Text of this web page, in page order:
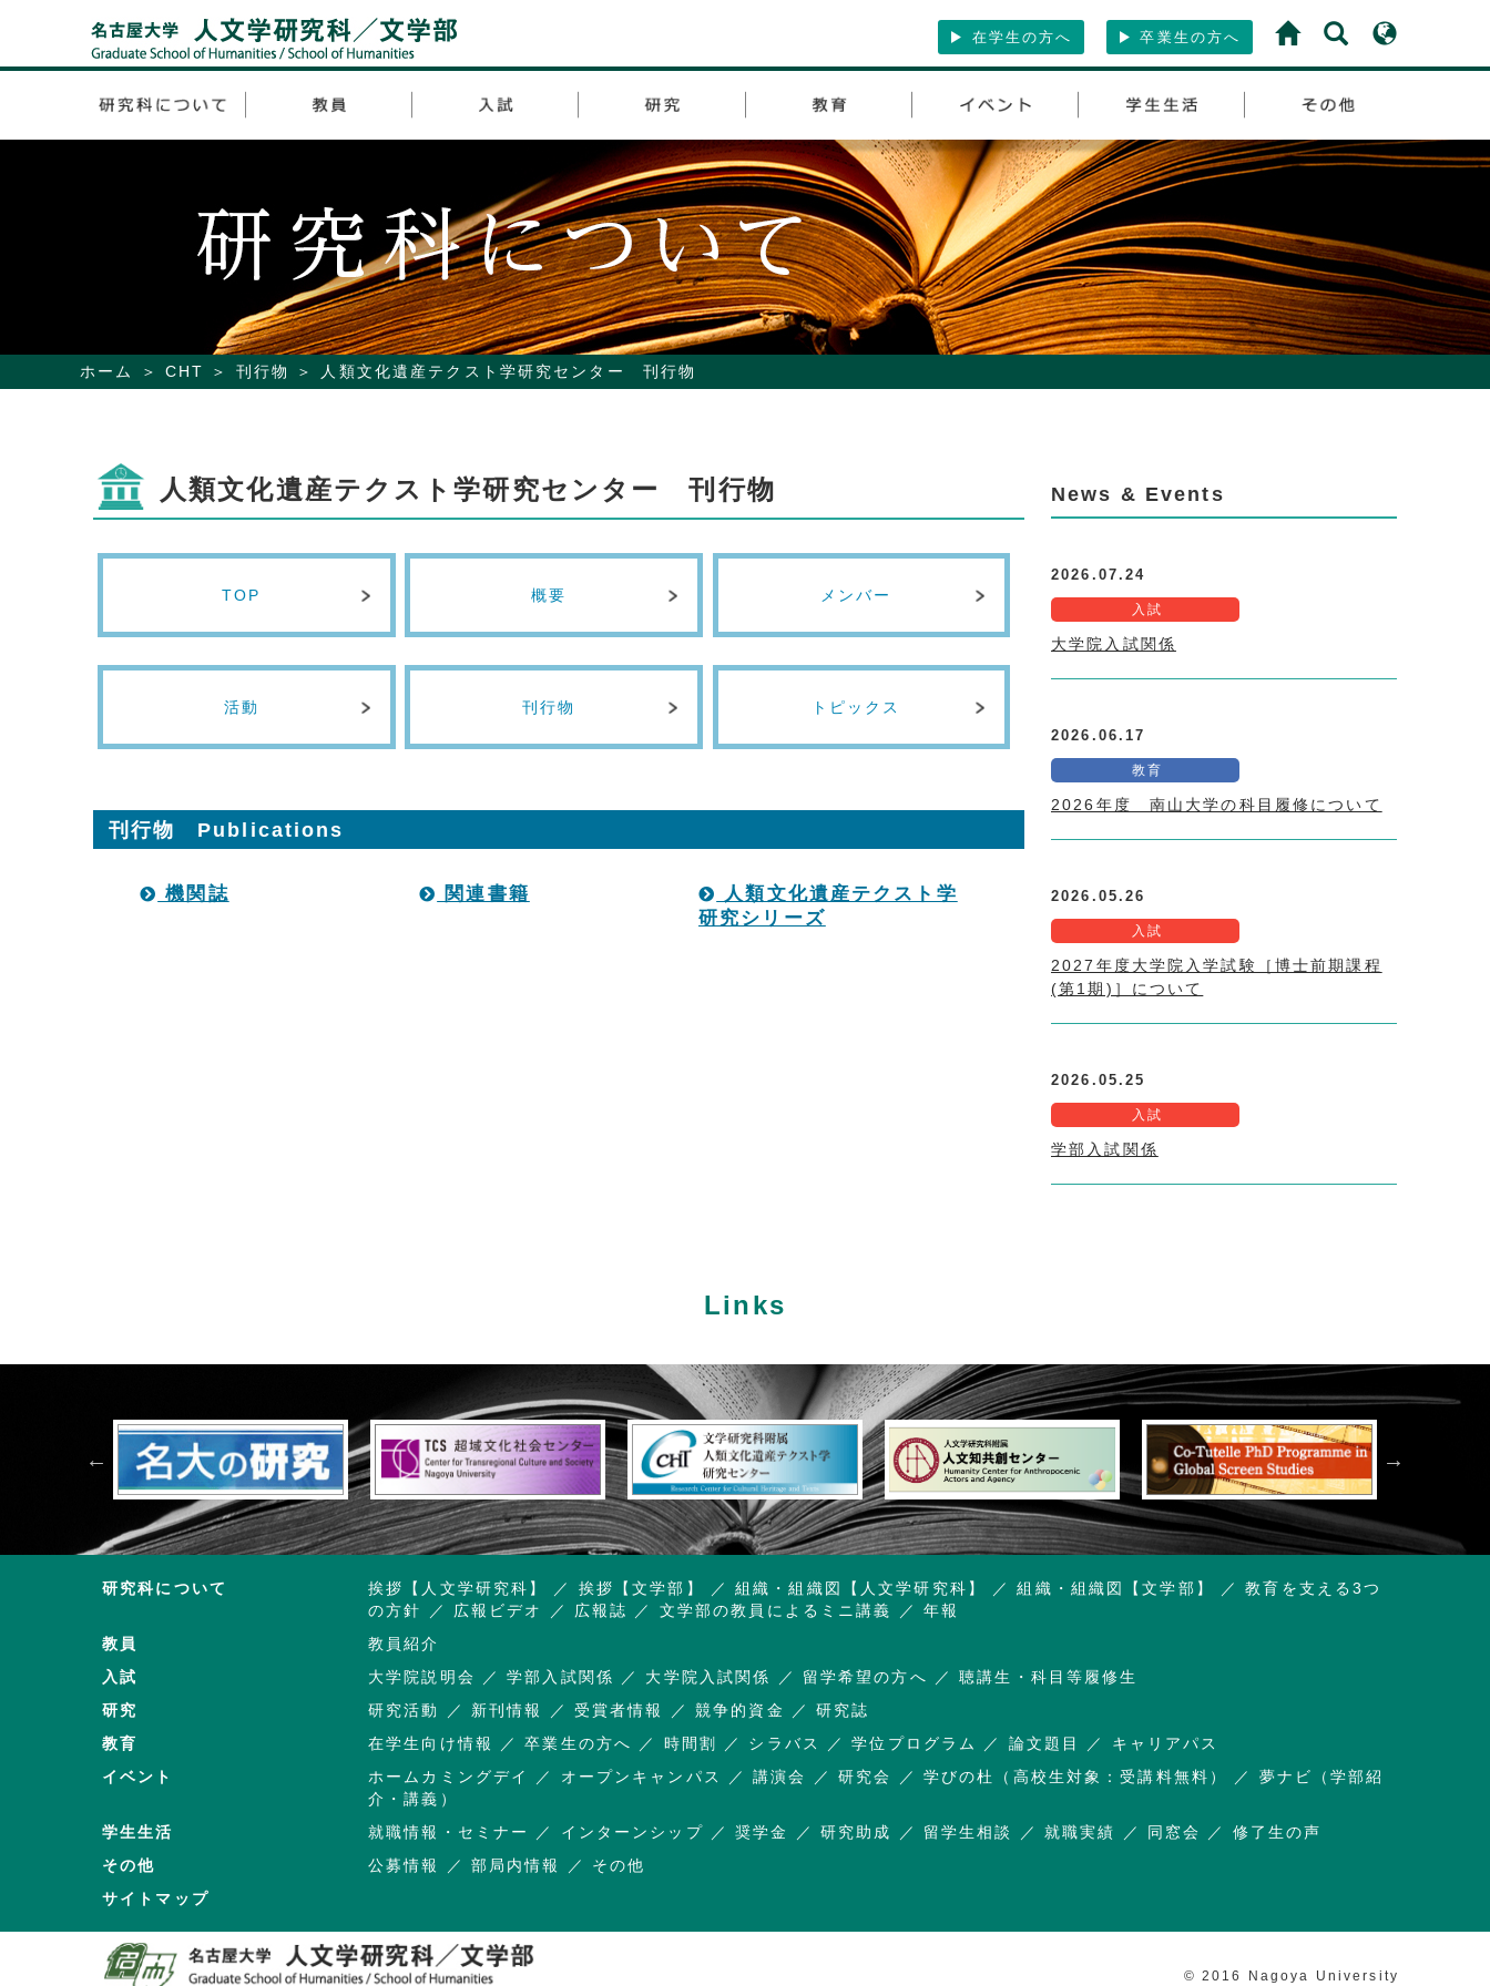
在学生の方へ 卒業生の方へ
ホーム CHT 刊行物 人類文化遺産テクスト学研究センター 刊行物
人類文化遺産テクスト学研究センター 刊行物
TOP 概要 メンバー
活動 刊行物 トピックス
刊行物 Publications
機関誌 関連書籍
人類文化遺産テクスト学
研究シリーズ
News & Events
2026.07.24
入試
大学院入試関係
2026.06.17
教育
2026年度 南山大学の科目履修について
2026.05.26
入試
2027年度大学院入学試験［博士前期課程
(第1期)］について
2026.05.25
入試
学部入試関係
Links
研究科について 挨拶【人文学研究科】 挨拶【文学部】 組織・組織図【人文学研究科】 組織・組織図【文学部】
教育を支える3つ
の方針
広報ビデオ 広報誌 文学部の教員によるミニ講義
年報
教員
教員紹介
入試
大学院説明会 学部入試関係 大学院入試関係 留学希望の方へ
聴講生・科目等履修生
研究
研究活動 新刊情報 受賞者情報 競争的資金
研究誌
教育
在学生向け情報 卒業生の方へ 時間割 シラバス 学位プログラム 論文題目
キャリアパス
イベント
ホームカミングデイ オープンキャンパス 講演会 研究会 学びの杜（高校生対象：受講料無料）
夢ナビ（学部紹
介・講義）
学生生活
就職情報・セミナー インターンシップ 奨学金 研究助成 留学生相談 就職実績 同窓会
修了生の声
その他
公募情報 部局内情報
その他
サイトマップ
© 2016 Nagoya University